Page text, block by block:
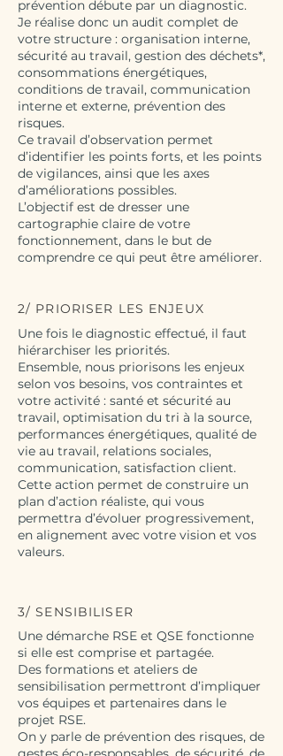
prévention débute par un diagnostic.
Je réalise donc un audit complet de
votre structure : organisation interne,
sécurité au travail, gestion des déchets*,
consommations énergétiques,
conditions de travail, communication
interne et externe, prévention des
risques.
Ce travail d’observation permet
d’identifier les points forts, et les points
de vigilances, ainsi que les axes
d’améliorations possibles.
L’objectif est de dresser une
cartographie claire de votre
fonctionnement, dans le but de
comprendre ce qui peut être améliorer.
2/ PRIORISER LES ENJEUX
Une fois le diagnostic effectué, il faut
hiérarchiser les priorités.
Ensemble, nous priorisons les enjeux
selon vos besoins, vos contraintes et
votre activité : santé et sécurité au
travail, optimisation du tri à la source,
performances énergétiques, qualité de
vie au travail, relations sociales,
communication, satisfaction client.
Cette action permet de construire un
plan d’action réaliste, qui vous
permettra d’évoluer progressivement,
en alignement avec votre vision et vos
valeurs.
3/ SENSIBILISER
Une démarche RSE et QSE fonctionne
si elle est comprise et partagée.
Des formations et ateliers de
sensibilisation permettront d’impliquer
vos équipes et partenaires dans le
projet RSE.
On y parle de prévention des risques, de